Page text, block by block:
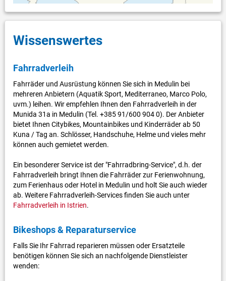
Wissenswertes
Fahrradverleih
Fahrräder und Ausrüstung können Sie sich in Medulin bei
mehreren Anbietern (Aquatik Sport, Mediterraneo, Marco Polo,
uvm.) leihen. Wir empfehlen Ihnen den Fahrradverleih in der
Munida 31a in Medulin (Tel. +385 91/600 904 0). Der Anbieter
bietet Ihnen Citybikes, Mountainbikes und Kinderräder ab 50
Kuna / Tag an. Schlösser, Handschuhe, Helme und vieles mehr
können auch gemietet werden.
Ein besonderer Service ist der "Fahrradbring-Service", d.h. der
Fahrradverleih bringt Ihnen die Fahrräder zur Ferienwohnung,
zum Ferienhaus oder Hotel in Medulin und holt Sie auch wieder
ab. Weitere Fahrradverleih-Services finden Sie auch unter
Fahrradverleih in Istrien.
Bikeshops & Reparaturservice
Falls Sie Ihr Fahrrad reparieren müssen oder Ersatzteile
benötigen können Sie sich an nachfolgende Dienstleister
wenden: